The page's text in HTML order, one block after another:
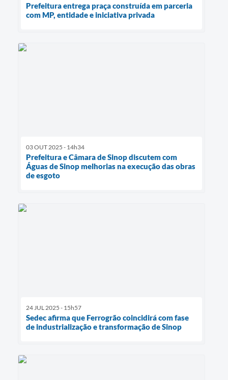
Prefeitura entrega praça construída em parceria
com MP, entidade e iniciativa privada
03 OUT 2025 - 14h34
Prefeitura e Câmara de Sinop discutem com
Águas de Sinop melhorias na execução das obras
de esgoto
24 JUL 2025 - 15h57
Sedec afirma que Ferrogrão coincidirá com fase
de industrialização e transformação de Sinop